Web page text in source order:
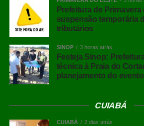
Prefeitura de
suspensão temporária
tributários
SINOP 3 horas atrás
Festeja Sinop:
técnica à Praia do
planejamento do evento
CUIABÁ
CUIABÁ 2 dias atrás